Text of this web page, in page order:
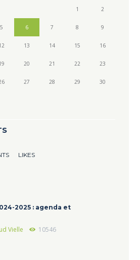
1 2
5 6 7 8 9
13 14 15 16
20 21 22 23
27 28 29 30
LIKES
2025 : agenda et
Vielle 10546